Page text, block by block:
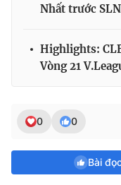
Nhất trước
Highlights:
Vòng 21
0 0
Bài